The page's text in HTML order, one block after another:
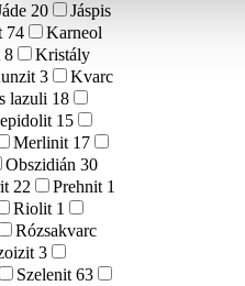
20
Jáspis
74
Karneol
8
Kristály
3
Kvarc
lazuli 18
15
Merlinit 17
Obszidián 30
22 Prehnit 1
Riolit 1
Rózsakvarc
3
Szelenit 63